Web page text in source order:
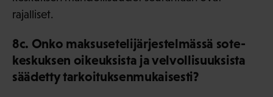
rajalliset.
8c. Onko maksusetelijärjestelmässä sote-
keskuksen oikeuksista ja velvollisuuksista
säädetty tarkoituksenmukaisesti?